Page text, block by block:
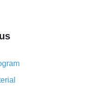
real money is a